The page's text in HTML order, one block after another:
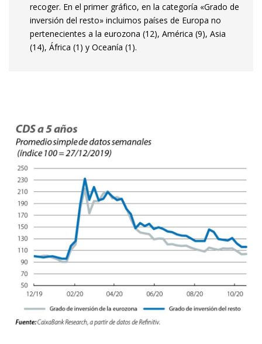
recoger. En el primer gráfico, en la categoría «Grado de
inversión del resto» incluimos países de Europa no
pertenecientes a la eurozona (12), América (9), Asia
(14), África (1) y Oceanía (1).